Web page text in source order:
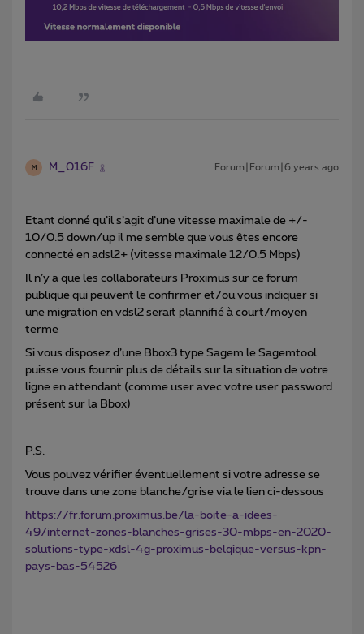
M M_016F Forum|Forum|6 years ago
Etant donné qu’il s’agit d’une vitesse maximale de +/-
10/0.5 down/up il me semble que vous êtes encore
connecté en adsl2+ (vitesse maximale 12/0.5 Mbps)
Il n’y a que les collaborateurs Proximus sur ce forum
publique qui peuvent le confirmer et/ou vous indiquer si
une migration en vdsl2 serait plannifié à court/moyen
terme
Si vous disposez d’une Bbox3 type Sagem le Sagemtool
puisse vous fournir plus de détails sur la situation de votre
ligne en attendant.(comme user avec votre user password
présent sur la Bbox)
P.S.
Vous pouvez vérifier éventuellement si votre adresse se
trouve dans une zone blanche/grise via le lien ci-dessous
https://fr.forum.proximus.be/la-boite-a-idees-
49/internet-zones-blanches-grises-30-mbps-en-2020-
solutions-type-xdsl-4g-proximus-belqique-versus-kpn-
pays-bas-54526